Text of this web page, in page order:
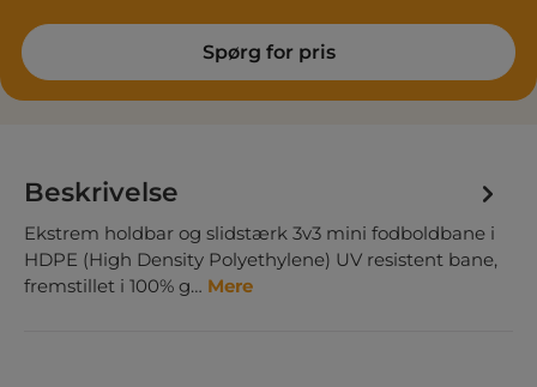
Spørg for pris
Beskrivelse
Ekstrem holdbar og slidstærk 3v3 mini fodboldbane i
HDPE (High Density Polyethylene) UV resistent bane,
fremstillet i 100% g… Mere